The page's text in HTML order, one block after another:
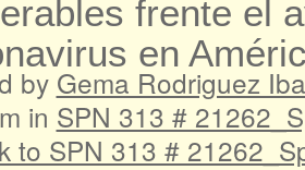
frente el
en
by Gema Rodriguez
in SPN 313 #
to SPN 313 #